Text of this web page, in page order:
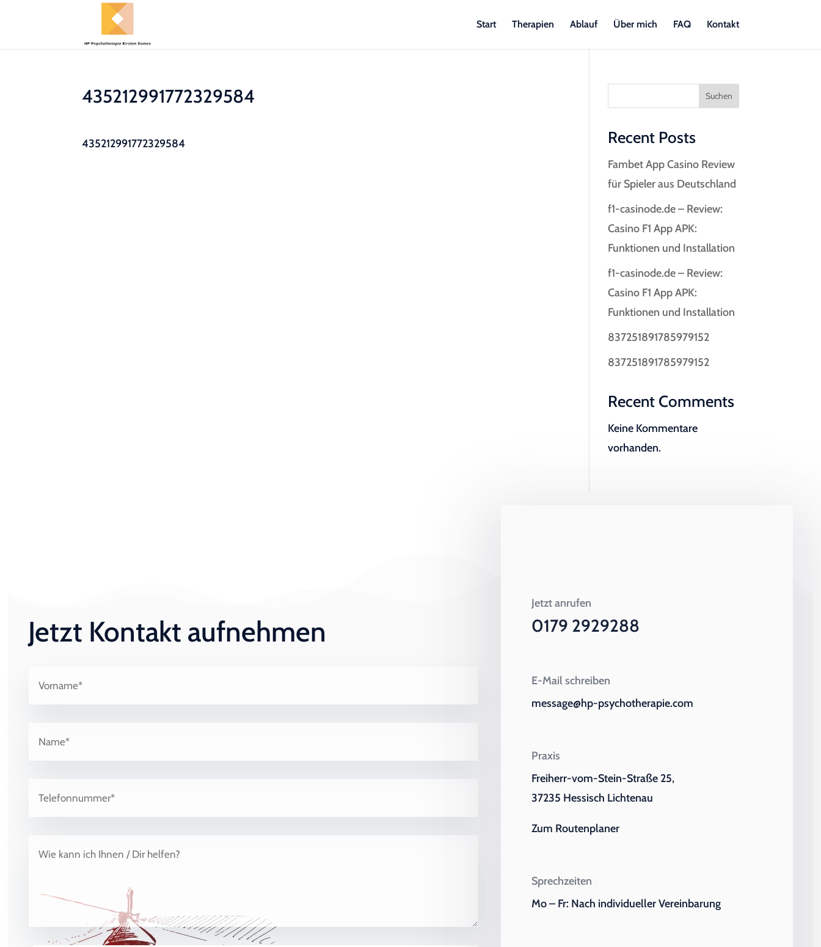
Start Therapien Ablauf Über mich FAQ Kontakt
435212991772329584
435212991772329584
Suchen
Recent Posts
Fambet App Casino Review
für Spieler aus Deutschland
f1-casinode.de – Review:
Casino F1 App APK:
Funktionen und Installation
f1-casinode.de – Review:
Casino F1 App APK:
Funktionen und Installation
837251891785979152
837251891785979152
Recent Comments
Keine Kommentare
vorhanden.
Jetzt Kontakt aufnehmen
Jetzt anrufen
0179 2929288
E-Mail schreiben
message@hp-psychotherapie.com
Praxis
Freiherr-vom-Stein-Straße 25,
37235 Hessisch Lichtenau
Zum Routenplaner
Sprechzeiten
Mo – Fr: Nach individueller Vereinbarung